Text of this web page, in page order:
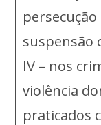
suspensão
IV – nos
violência
praticados